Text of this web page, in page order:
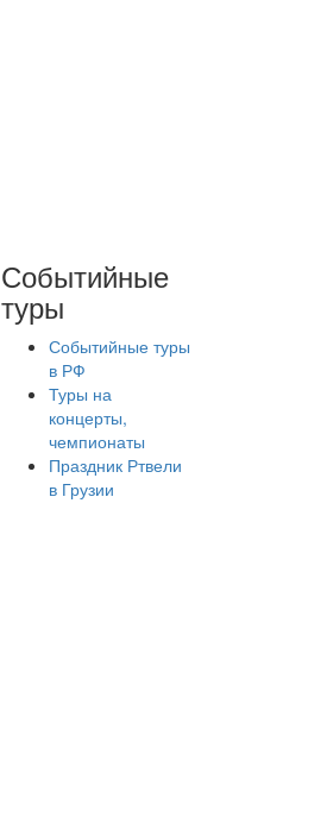
Событийные
туры
Событийные туры
в РФ
Туры на
концерты,
чемпионаты
Праздник Ртвели
в Грузии